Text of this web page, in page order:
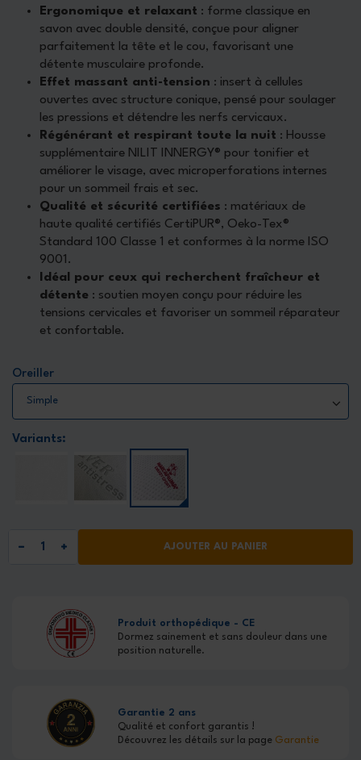
Ergonomique et relaxant : forme classique en
savon avec double densité, conçue pour aligner
parfaitement la tête et le cou, favorisant une
détente musculaire profonde.
Effet massant anti-tension : insert à cellules
ouvertes avec structure conique, pensé pour soulager
les pressions et détendre les nerfs cervicaux.
Régénérant et respirant toute la nuit : Housse
supplémentaire NILIT INNERGY® pour tonifier et
améliorer le visage, avec microperforations internes
pour un sommeil frais et sec.
Qualité et sécurité certifiées : matériaux de
haute qualité certifiés CertiPUR®, Oeko-Tex®
Standard 100 Classe 1 et conformes à la norme ISO
9001.
Idéal pour ceux qui recherchent fraîcheur et
détente : soutien moyen conçu pour réduire les
tensions cervicales et favoriser un sommeil réparateur
et confortable.
Oreiller
Variants:
AJOUTER AU PANIER
Produit orthopédique - CE
Dormez sainement et sans douleur dans une
position naturelle.
Garantie 2 ans
Qualité et confort garantis !
Découvrez les détails sur la page Garantie